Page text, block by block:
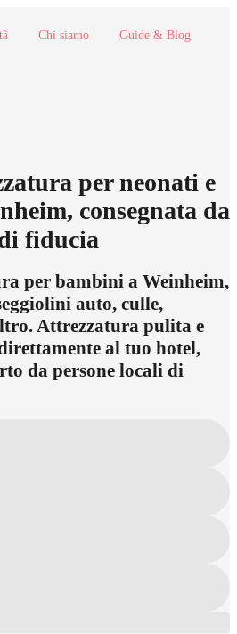
Chi siamo Guide & Blog
per neonati e
consegnata da
fiducia
per bambini a Weinheim,
auto, culle,
Attrezzatura pulita e
al tuo hotel,
da persone locali di